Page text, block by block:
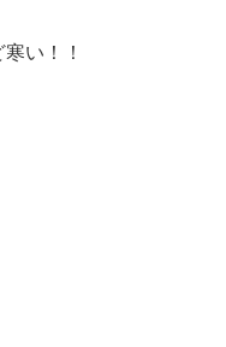
い！！